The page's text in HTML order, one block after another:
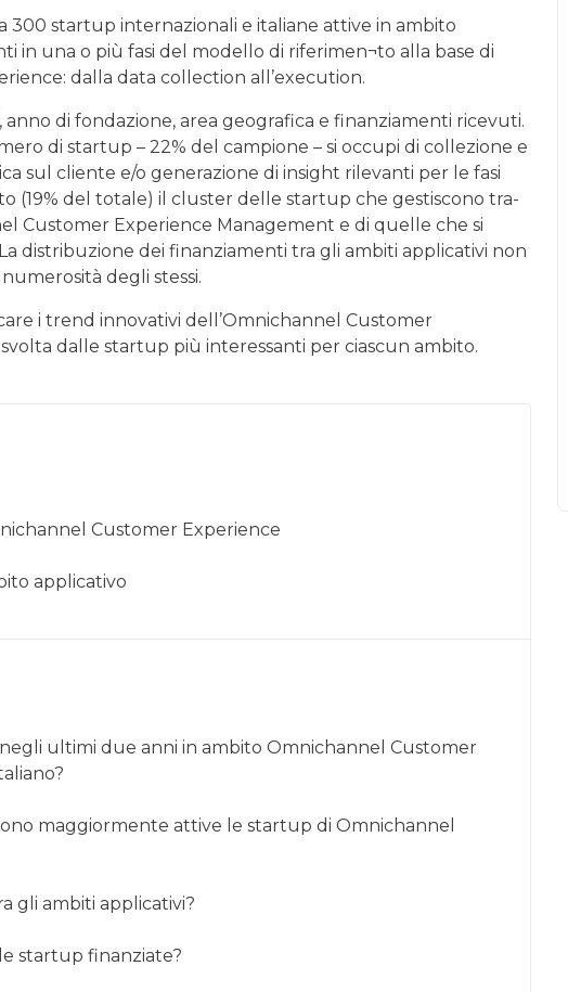
300 startup internazionali e italiane attive in ambito
in una o più fasi del modello di riferimen¬to alla base di
dalla data collection all’execution.
di fondazione, area geografica e finanziamenti ricevuti.
di startup – 22% del campione – si occupi di collezione e
sul cliente e/o generazione di insight rilevanti per le fasi
(19% del totale) il cluster delle startup che gestiscono tra-
Customer Experience Management e di quelle che si
distribuzione dei finanziamenti tra gli ambiti applicativi non
degli stessi.
i trend innovativi dell’Omnichannel Customer
dalle startup più interessanti per ciascun ambito.
Customer Experience
applicativo
ultimi due anni in ambito Omnichannel Customer
maggiormente attive le startup di Omnichannel
gli ambiti applicativi?
startup finanziate?